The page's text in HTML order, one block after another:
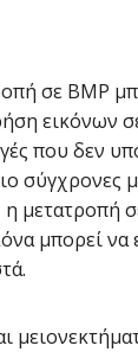
σε BMP
εικόνων
που δεν
σύγχρονες
η μετατροπή
μπορεί να